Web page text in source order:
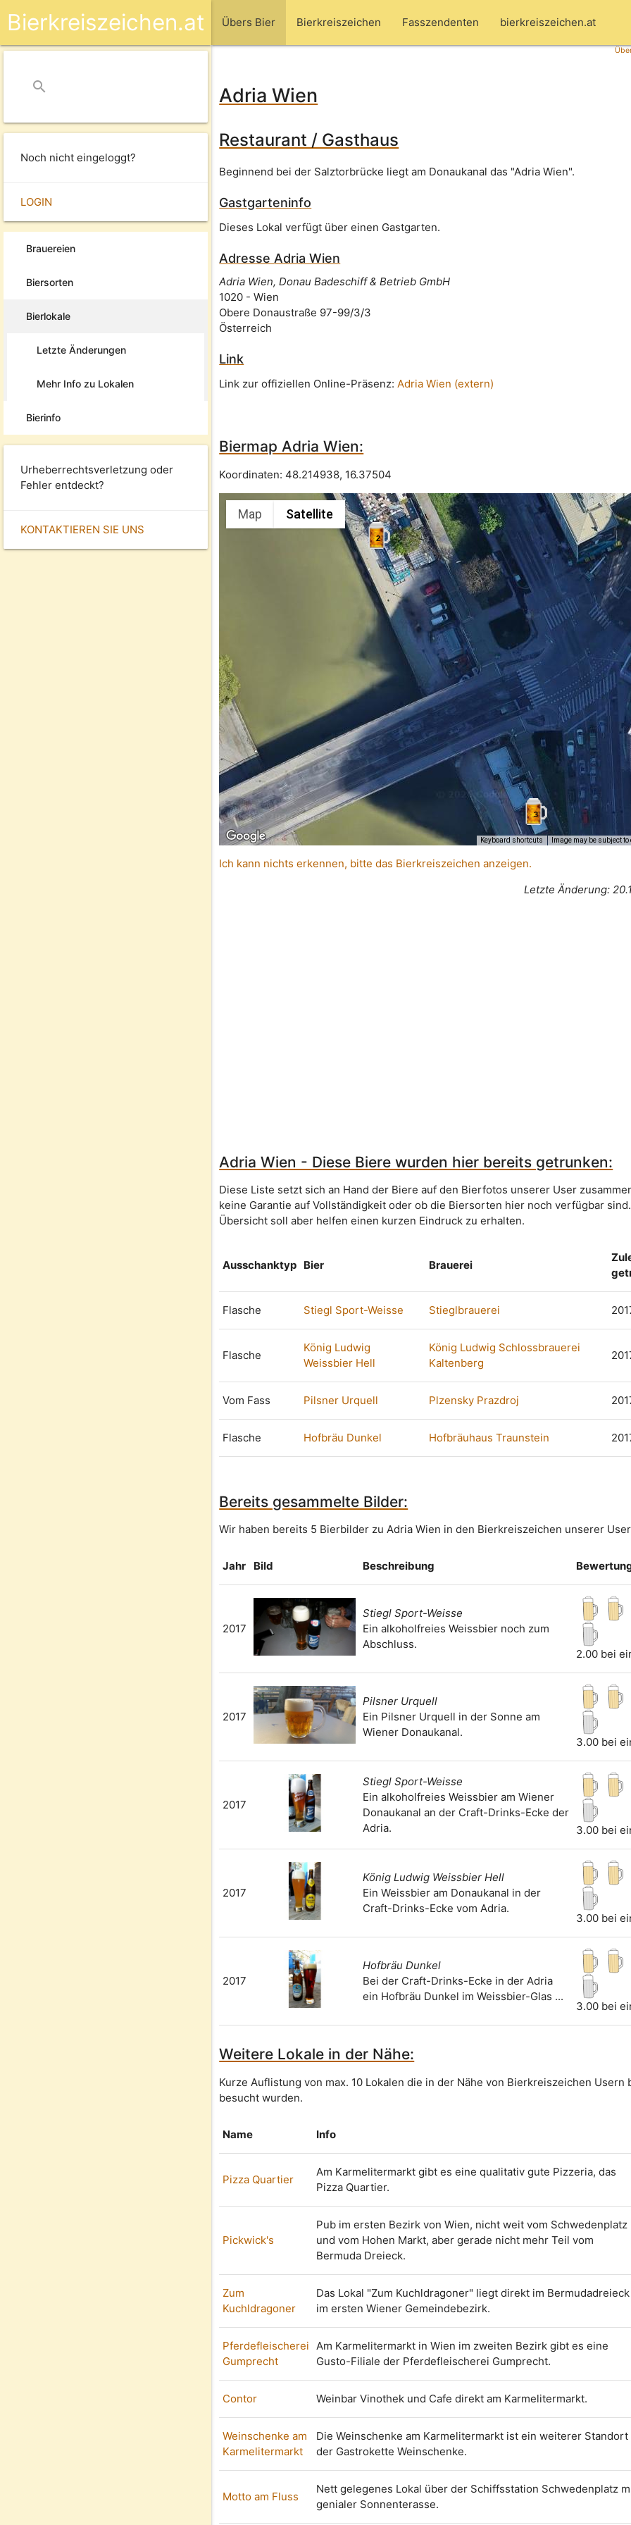
Übers Bier Bierkreiszeichen Fasszendenten bierkreiszeichen.at
Bierkreiszeichen.at
search
Noch nicht eingeloggt?
LOGIN
Brauereien
Biersorten
Bierlokale
Letzte Änderungen
Mehr Info zu Lokalen
Bierinfo
Urheberrechtsverletzung oder
Fehler entdeckt?
KONTAKTIEREN SIE UNS
Adria Wien
Restaurant / Gasthaus
Beginnend bei der Salztorbrücke liegt am Donaukanal das "Adria Wien".
Gastgarteninfo
Dieses Lokal verfügt über einen Gastgarten.
Adresse Adria Wien
Adria Wien, Donau Badeschiff & Betrieb GmbH
1020 -Wien
Obere Donaustraße 97-99/3/3
Österreich
Link
Link zur offiziellen Online-Präsenz:Adria Wien (extern)
Biermap Adria Wien:
Koordinaten:48.214938, 16.37504
3
2
Map Satellite
Keyboard shortcuts Image may be subject
Ich kann nichts erkennen, bitte das Bierkreiszeichen anzeigen.
Letzte Änderung:
Adria Wien - Diese Biere wurden hier bereits getrunken:
Diese Liste setzt sich an Hand der Biere auf den Bierfotos unserer User
keine Garantie auf Vollständigkeit oder ob die Biersorten hier noch verfügbar
Übersicht soll aber helfen einen kurzen Eindruck zu erhalten.
Ausschanktyp Bier Brauerei
Flasche Stiegl Sport-Weisse Stieglbrauerei
Flasche
König Ludwig
Weissbier Hell
König Ludwig Schlossbrauerei
Kaltenberg
Vom Fass Pilsner Urquell Plzensky Prazdroj
Flasche Hofbräu Dunkel Hofbräuhaus Traunstein
Bereits gesammelte Bilder:
Wir haben bereits 5 Bierbilder zu Adria Wien in den Bierkreiszeichen unserer
Jahr Bild Beschreibung
2017
Stiegl Sport-Weisse
Ein alkoholfreies Weissbier noch zum
Abschluss.
2.00 bei
2017
Pilsner Urquell
Ein Pilsner Urquell in der Sonne am
Wiener Donaukanal.
3.00 bei
2017
Stiegl Sport-Weisse
Ein alkoholfreies Weissbier am Wiener
Donaukanal an der Craft-Drinks-Ecke der
Adria.
3.00 bei
2017
König Ludwig Weissbier Hell
Ein Weissbier am Donaukanal in der
Craft-Drinks-Ecke vom Adria.
3.00 bei
2017
Hofbräu Dunkel
Bei der Craft-Drinks-Ecke in der Adria
ein Hofbräu Dunkel im Weissbier-Glas ...
3.00 bei
Weitere Lokale in der Nähe:
Kurze Auflistung von max. 10 Lokalen die in der Nähe von Bierkreiszeichen Usern
besucht wurden.
Name Info
Pizza Quartier
Am Karmelitermarkt gibt es eine qualitativ gute Pizzeria, das
Pizza Quartier.
Pickwick's
Pub im ersten Bezirk von Wien, nicht weit vom Schwedenplatz
und vom Hohen Markt, aber gerade nicht mehr Teil vom
Bermuda Dreieck.
Zum
Kuchldragoner
Das Lokal "Zum Kuchldragoner" liegt direkt im Bermudadreieck
im ersten Wiener Gemeindebezirk.
Pferdefleischerei
Gumprecht
Am Karmelitermarkt in Wien im zweiten Bezirk gibt es eine
Gusto-Filiale der Pferdefleischerei Gumprecht.
Contor Weinbar Vinothek und Cafe direkt am Karmelitermarkt.
Weinschenke am
Karmelitermarkt
Die Weinschenke am Karmelitermarkt ist ein weiterer Standort
der Gastrokette Weinschenke.
Motto am Fluss
Nett gelegenes Lokal über der Schiffsstation Schwedenplatz
genialer Sonnenterasse.